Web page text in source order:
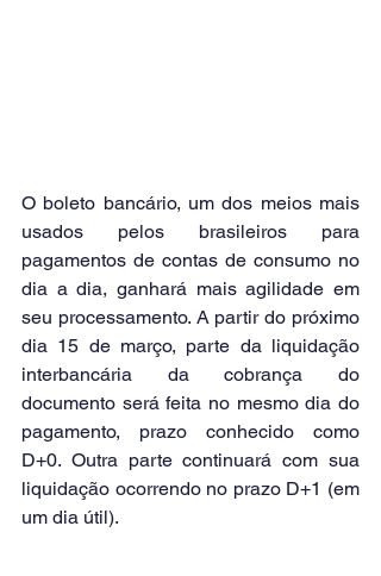
O boleto bancário, um dos meios mais
usados pelos brasileiros para
pagamentos de contas de consumo no
dia a dia, ganhará mais agilidade em
seu processamento. A partir do próximo
dia 15 de março, parte da liquidação
interbancária da cobrança do
documento será feita no mesmo dia do
pagamento, prazo conhecido como
D+0. Outra parte continuará com sua
liquidação ocorrendo no prazo D+1 (em
um dia útil).